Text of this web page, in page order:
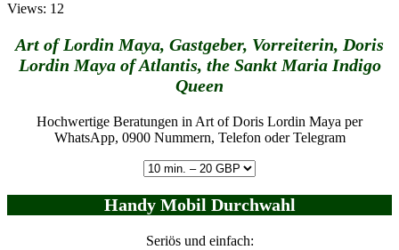
Views: 12
Art of Lordin Maya, Gastgeber, Vorreiterin, Doris
Lordin Maya of Atlantis, the Sankt Maria Indigo
Queen
Hochwertige Beratungen in Art of Doris Lordin Maya per
WhatsApp, 0900 Nummern, Telefon oder Telegram
Handy Mobil Durchwahl
Seriös und einfach: